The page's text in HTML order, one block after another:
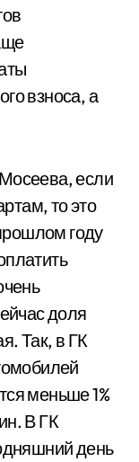
взноса, а
если
то это
году
доля
Так, в ГК
меньше 1%
В ГК
день